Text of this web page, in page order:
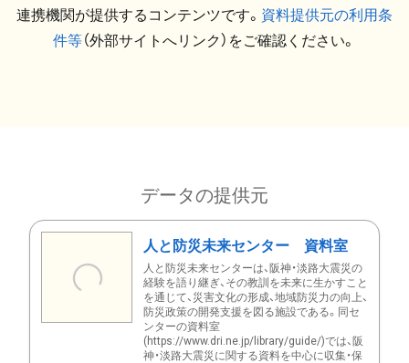
連携機関が提供するコンテンツです。 資料提供元の利用条
件等（外部サイトへリンク）をご確認ください。
データの提供元
人と防災未来センター 資料室
人と防災未来センターは、阪神・淡路大震災の
経験を語り継ぎ、その教訓を未来に生かすこと
を通じて、災害文化の形成、地域防災力の向上、
防災政策の開発支援を図る施設である。同セ
ンターの資料室
(https://www.dri.ne.jp/library/guide/)では、阪
神・淡路大震災に関する資料を中心に収集・保